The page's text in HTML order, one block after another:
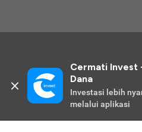
© 2026 Cermati Invest. All Rights
Cermati Invest
Dana
Investasi lebih
melalui aplikasi